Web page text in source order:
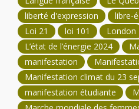
liberté d'expression
libre-
Loi 21
loi 101 London
L’état de l’énergie 2024
manifestation
Manifestation climat du 23
manifestation étudiante